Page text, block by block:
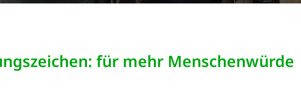
für mehr Menschenwürde